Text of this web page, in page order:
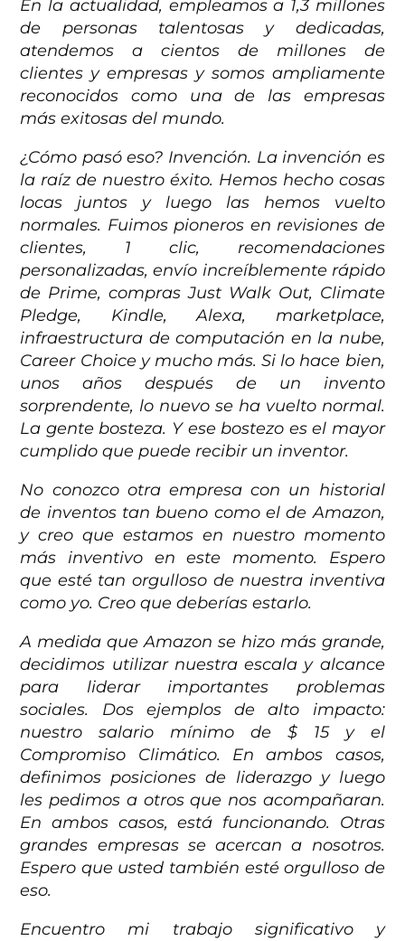
En la actualidad, empleamos a 1,3 millones
de personas talentosas y dedicadas,
atendemos a cientos de millones de
clientes y empresas y somos ampliamente
reconocidos como una de las empresas
más exitosas del mundo.
¿Cómo pasó eso? Invención. La invención es
la raíz de nuestro éxito. Hemos hecho cosas
locas juntos y luego las hemos vuelto
normales. Fuimos pioneros en revisiones de
clientes, 1 clic, recomendaciones
personalizadas, envío increíblemente rápido
de Prime, compras Just Walk Out, Climate
Pledge, Kindle, Alexa, marketplace,
infraestructura de computación en la nube,
Career Choice y mucho más. Si lo hace bien,
unos años después de un invento
sorprendente, lo nuevo se ha vuelto normal.
La gente bosteza. Y ese bostezo es el mayor
cumplido que puede recibir un inventor.
No conozco otra empresa con un historial
de inventos tan bueno como el de Amazon,
y creo que estamos en nuestro momento
más inventivo en este momento. Espero
que esté tan orgulloso de nuestra inventiva
como yo. Creo que deberías estarlo.
A medida que Amazon se hizo más grande,
decidimos utilizar nuestra escala y alcance
para liderar importantes problemas
sociales. Dos ejemplos de alto impacto:
nuestro salario mínimo de $ 15 y el
Compromiso Climático. En ambos casos,
definimos posiciones de liderazgo y luego
les pedimos a otros que nos acompañaran.
En ambos casos, está funcionando. Otras
grandes empresas se acercan a nosotros.
Espero que usted también esté orgulloso de
eso.
Encuentro mi trabajo significativo y